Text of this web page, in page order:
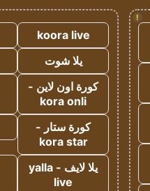
!
koora live
يلا شوت
كورة اون لاين -
kora onli
كورة ستار -
kora star
يلا لايف - yalla
live